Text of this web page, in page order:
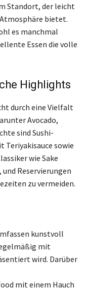
Standort, der leicht
bietet.
es manchmal
Essen die volle
Highlights
durch eine Vielfalt
Avocado,
sind Sushi-
Teriyakisauce sowie
wie Sake
Reservierungen
zu vermeiden.
kunstvoll
mit
wird. Darüber
mit einem Hauch